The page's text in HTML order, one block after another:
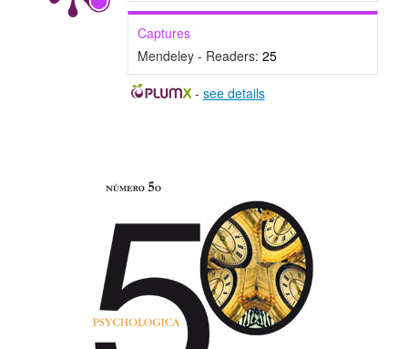
Captures
Mendeley - Readers: 25
- see details